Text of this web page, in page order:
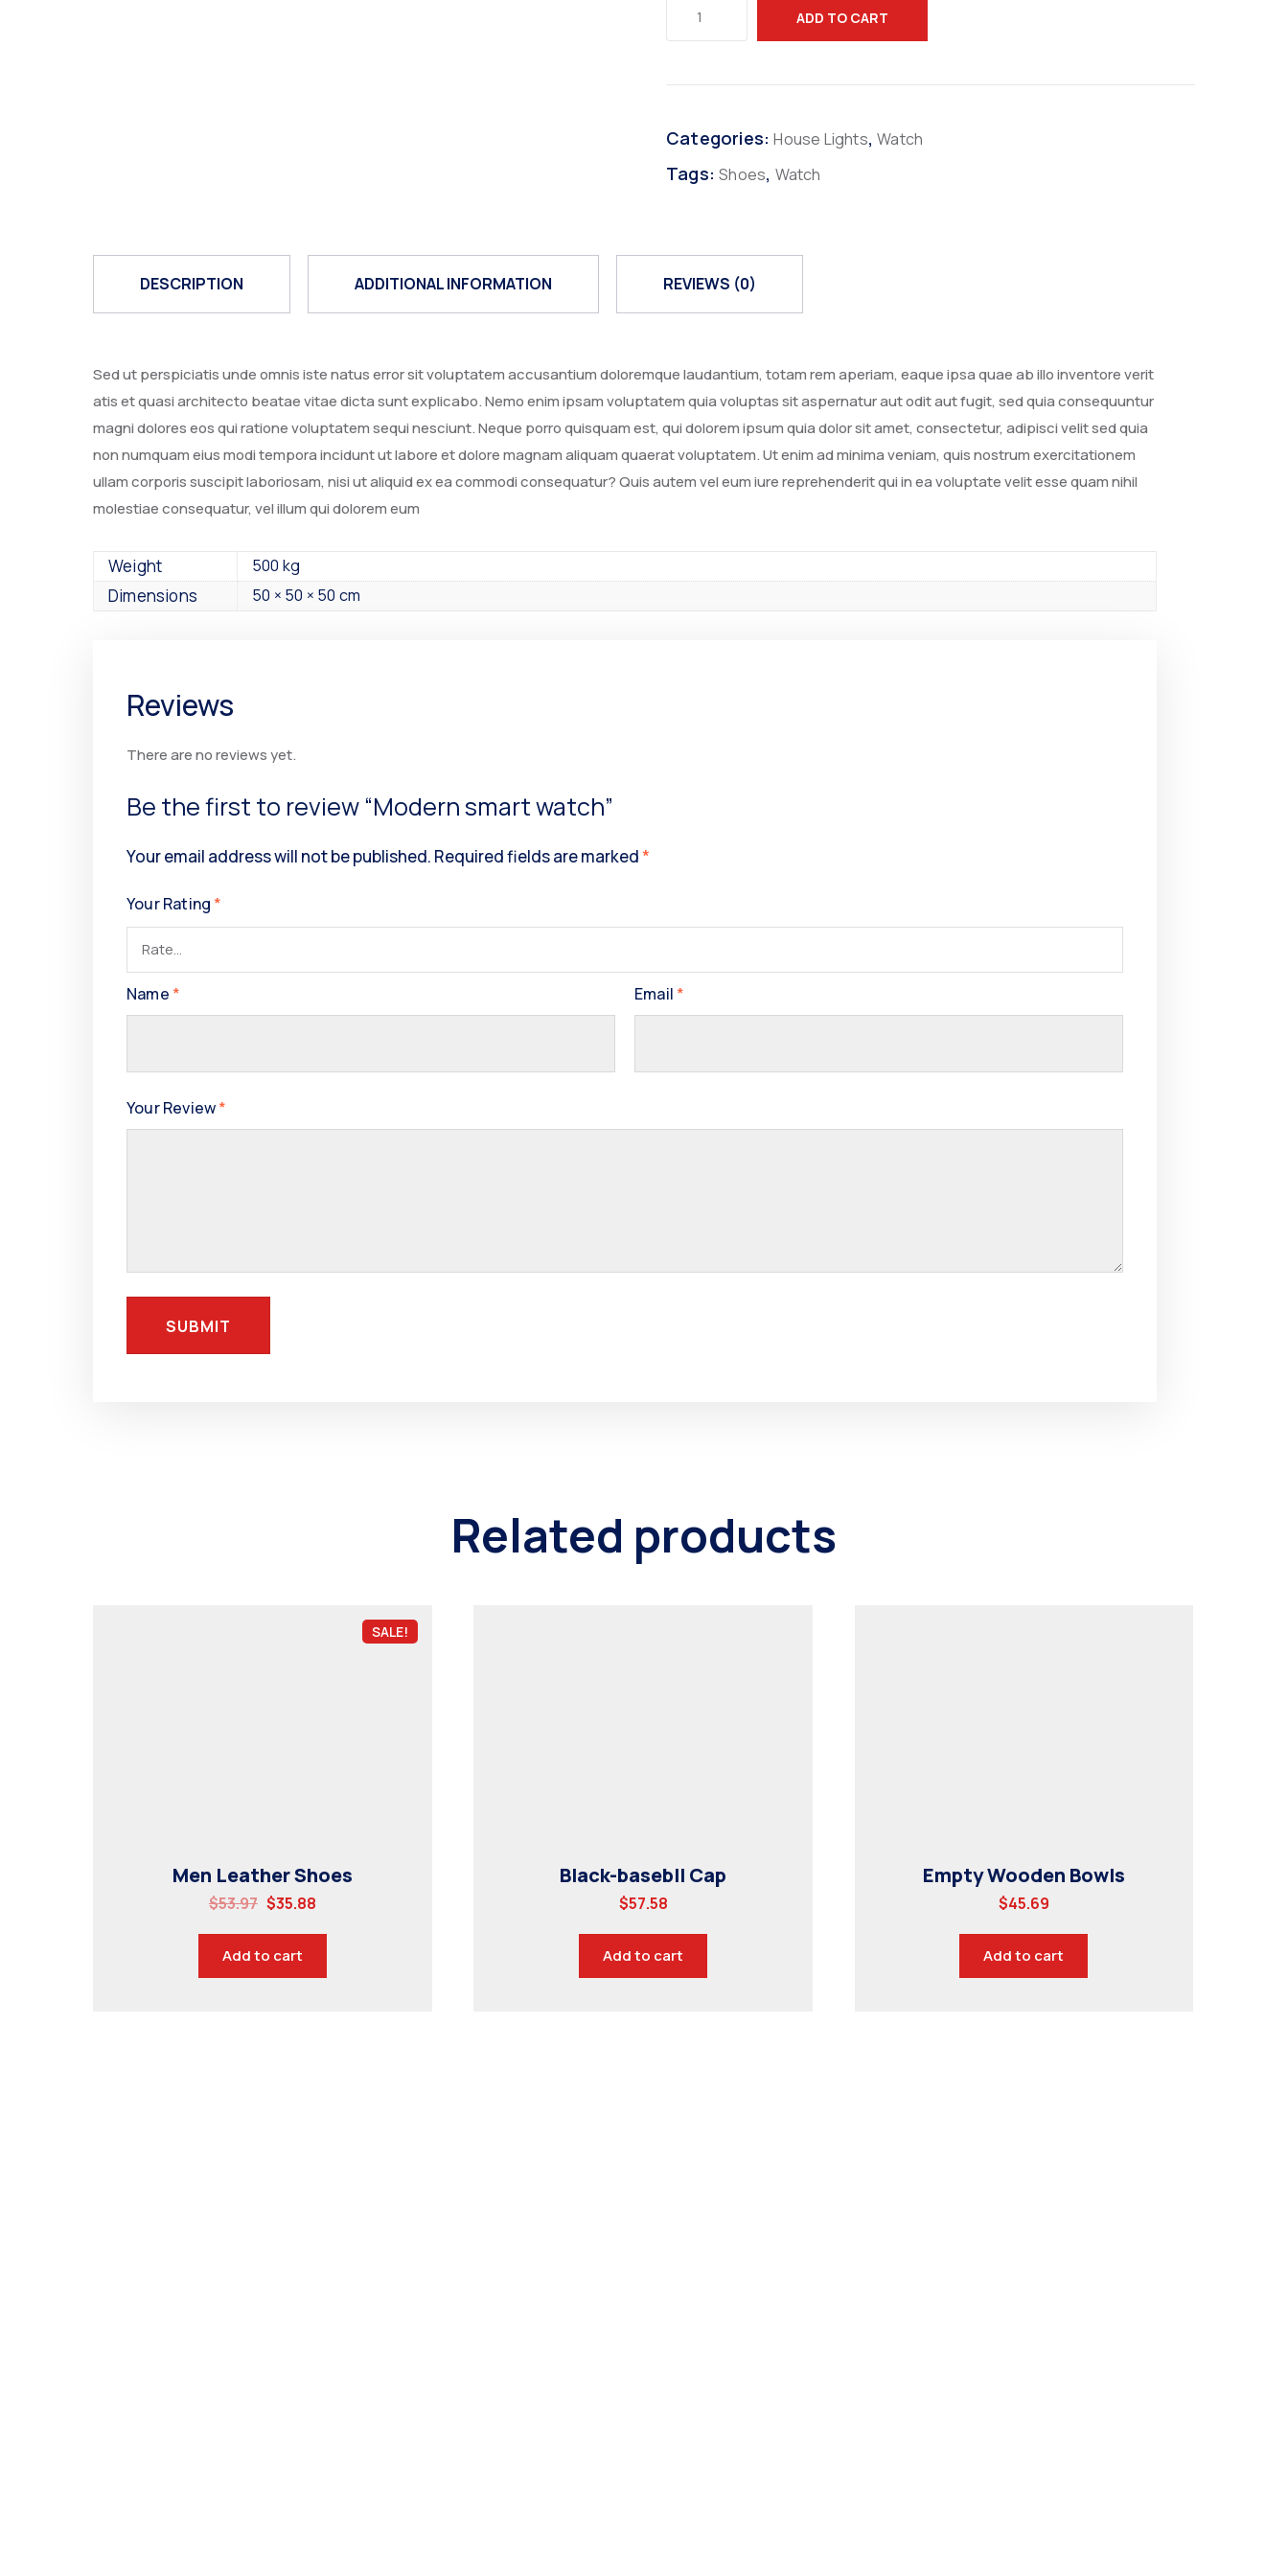
ADD TO CART
Categories:House Lights,Watch
Tags:Shoes, Watch
DESCRIPTION ADDITIONAL INFORMATION REVIEWS (0)
Sed ut perspiciatis unde omnis iste natus error sit voluptatem accusantium doloremque laudantium, totam rem aperiam, eaque ipsa quae ab illo inventore verit
atis et quasi architecto beatae vitae dicta sunt explicabo. Nemo enim ipsam voluptatem quia voluptas sit aspernatur aut odit aut fugit, sed quia consequuntur
magni dolores eos qui ratione voluptatem sequi nesciunt. Neque porro quisquam est, qui dolorem ipsum quia dolor sit amet, consectetur, adipisci velit sed quia
non numquam eius modi tempora incidunt ut labore et dolore magnam aliquam quaerat voluptatem. Ut enim ad minima veniam, quis nostrum exercitationem
ullam corporis suscipit laboriosam, nisi ut aliquid ex ea commodi consequatur? Quis autem vel eum iure reprehenderit qui in ea voluptate velit esse quam nihil
molestiae consequatur, vel illum qui dolorem eum
Weight 500 kg
Dimensions 50 × 50 × 50 cm
Reviews
There are no reviews yet.
Be the first to review “Modern smart watch”
Your email address will not be published. Required fields are marked*
Your Rating *
Your Review*
Name * Email *
Related products
SALE!
Men Leather Shoes
$53.97 $35.88
Add to cart
Black-basebll Cap
$57.58
Add to cart
Empty Wooden Bowls
$45.69
Add to cart